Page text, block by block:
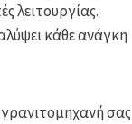
λειτουργίας.
κάθε ανάγκη
γρανιτομηχανή σας